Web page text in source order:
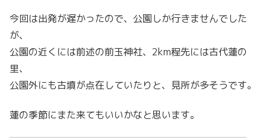
今回は出発が遅かったので、公園しか行きませんでした
が、
公園の近くには前述の前玉神社、2km程先には古代蓮の
里、
公園外にも古墳が点在していたりと、見所が多そうです。
蓮の季節にまた来てもいいかなと思います。